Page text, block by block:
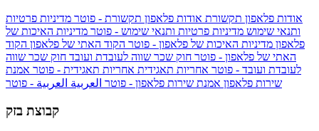
אודות פלאפון תקשורת אודות פלאפון תקשורת - פוטר מדיניות פרטיות
ותנאי שימוש מדיניות פרטיות ותנאי שימוש - פוטר מדיניות האיכות של
פלאפון מדיניות האיכות של פלאפון - פוטר הקוד האתי של פלאפון הקוד
האתי של פלאפון - פוטר חוק שכר שווה לעובדת ועובד חוק שכר שווה
לעובדת ועובד - פוטר אחריות תאגידית אחריות תאגידית - פוטר אמנת
שירות פלאפון אמנת שירות פלאפון - פוטר العربية العربية - פוטר
קבוצת בזק